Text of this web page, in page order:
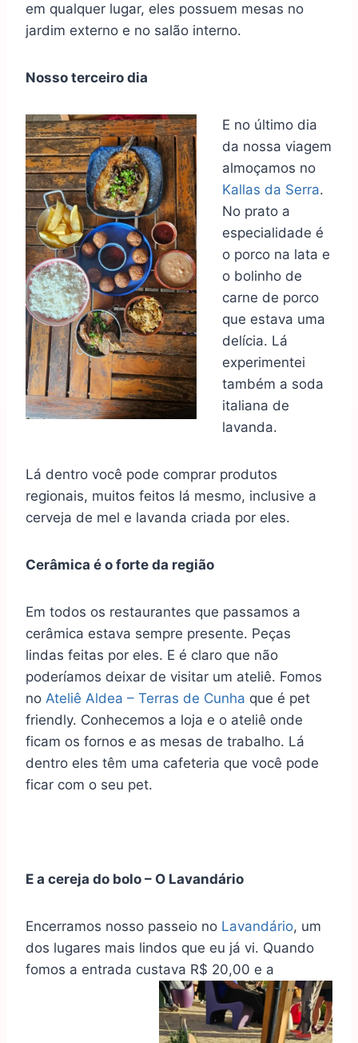
em qualquer lugar, eles possuem mesas no
jardim externo e no salão interno.
Nosso terceiro dia
E no último dia
da nossa viagem
almoçamos no
Kallas da Serra.
No prato a
especialidade é
o porco na lata e
o bolinho de
carne de porco
que estava uma
delícia. Lá
experimentei
também a soda
italiana de
lavanda.
Lá dentro você pode comprar produtos
regionais, muitos feitos lá mesmo, inclusive a
cerveja de mel e lavanda criada por eles.
Cerâmica é o forte da região
Em todos os restaurantes que passamos a
cerâmica estava sempre presente. Peças
lindas feitas por eles. E é claro que não
poderíamos deixar de visitar um ateliê. Fomos
no Ateliê Aldea – Terras de Cunha que é pet
friendly. Conhecemos a loja e o ateliê onde
ficam os fornos e as mesas de trabalho. Lá
dentro eles têm uma cafeteria que você pode
ficar com o seu pet.
E a cereja do bolo – O Lavandário
Encerramos nosso passeio no Lavandário, um
dos lugares mais lindos que eu já vi. Quando
fomos a entrada custava R$ 20,00 e a